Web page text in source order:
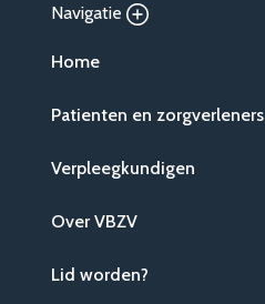
Navigatie
Home
Patienten en zorgverleners
Verpleegkundigen
Over VBZV
Lid worden?